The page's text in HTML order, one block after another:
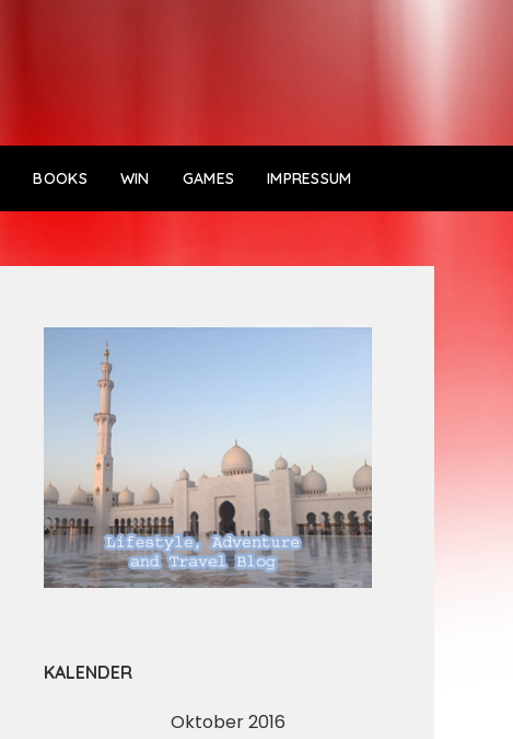
BOOKS WIN GAMES IMPRESSUM
KALENDER
Oktober 2016